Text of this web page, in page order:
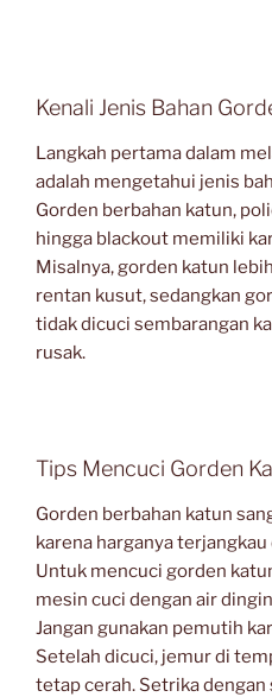
Kenali Jenis Bahan
Langkah pertama dalam
adalah mengetahui jenis
Gorden berbahan katun,
hingga blackout memiliki
Misalnya, gorden katun
rentan kusut, sedangkan
tidak dicuci sembarangan
rusak.
Tips Mencuci Gorden
Gorden berbahan katun
karena harganya
Untuk mencuci gorden
mesin cuci dengan air
Jangan gunakan pemutih
Setelah dicuci, jemur di
tetap cerah. Setrika